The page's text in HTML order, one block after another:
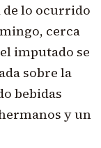
lo ocurrido
cerca
imputado se
sobre la
bebidas
y un